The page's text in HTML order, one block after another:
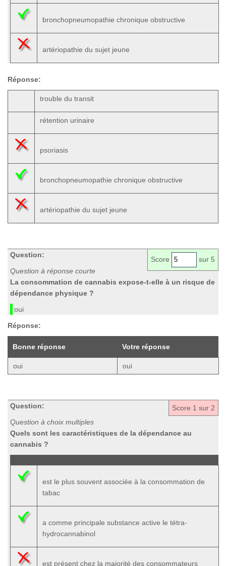
bronchopneumopathie chronique obstructive
artériopathie du sujet jeune
Réponse:
trouble du transit
rétention urinaire
psoriasis
bronchopneumopathie chronique obstructive
artériopathie du sujet jeune
Score sur 5
Question:
Question à réponse courte
La consommation de cannabis expose-t-elle à un risque de
dépendance physique ?
oui
Réponse:
Bonne réponse Votre réponse
oui oui
Score 1 sur 2
Question:
Question à choix multiples
Quels sont les caractéristiques de la dépendance au
cannabis ?
est le plus souvent associée à la consommation de
tabac
a comme principale substance active le tétra-
hydrocannabinol
est présent chez la majorité des consommateurs